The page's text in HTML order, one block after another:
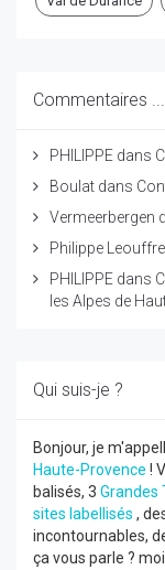
Commentaires ...
PHILIPPE dans
Boulat dans
Vermeerbergen
Philippe Leouffre
PHILIPPE dans
les Alpes de
Qui suis-je ?
Bonjour, je
Haute-Provence !
balisés, 3 Grandes
sites labellisés ,
incontournables,
ça vous parle ?